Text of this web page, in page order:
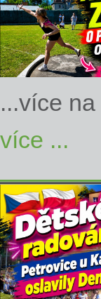
...více na
více ...